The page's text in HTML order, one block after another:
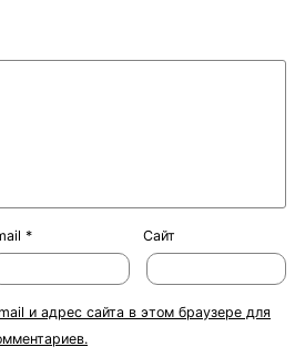
* Сайт
и адрес сайта в этом браузере для